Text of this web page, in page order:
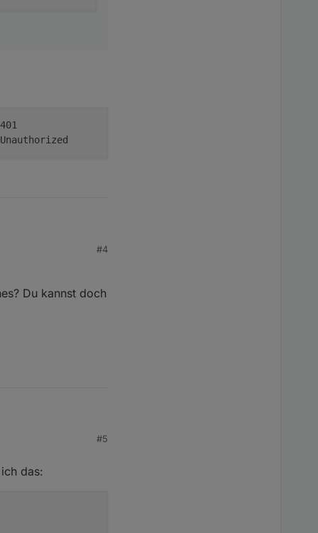
Unauthorized
#4
Du kannst doch
doch bei
#5
das: